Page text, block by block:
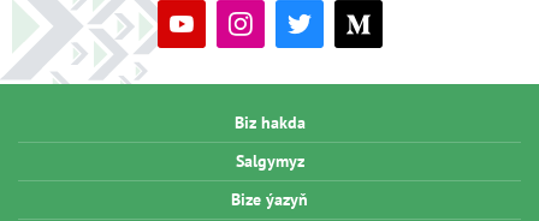
Biz hakda
Salgymyz
Bize ýazyň